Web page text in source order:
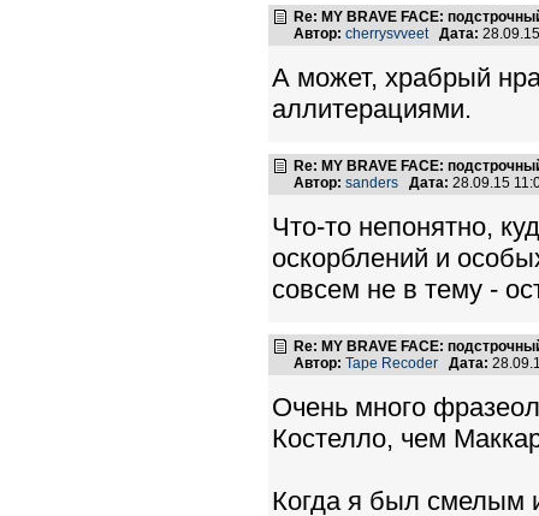
Re: MY BRAVE FACE:
Автор: cherrysvveet Дата:
А может, храбрый
аллитерациями.
Re: MY BRAVE FACE:
Автор: sanders Дата: 28.09.15
Что-то непонятно,
оскорблений и
совсем не в тему -
Re: MY BRAVE FACE:
Автор: Tape Recoder Дата:
Очень много
Костелло, чем
Когда я был смелым